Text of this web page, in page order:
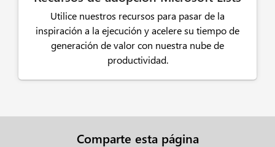
Utilice nuestros recursos para pasar de la
inspiración a la ejecución y acelere su tiempo de
generación de valor con nuestra nube de
productividad.
Comparte esta página